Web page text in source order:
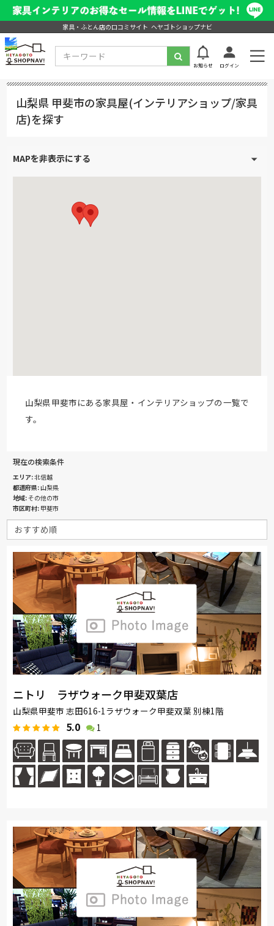
家具・ふとん店の口コミサイト ヘヤゴトショップナビ
お知らせ ログイン
山梨県 甲斐市の家具屋(インテリアショップ/家具
店)を探す
山梨県甲斐市にある家具屋・インテリアショップの一覧で
す。
現在の検索条件
エリア 北信越
都道府県 山梨県
地域 その他の市
市区町村 甲斐市
ニトリ ラザウォーク甲斐双葉店
山梨県甲斐市 志田616-1ラザウォーク甲斐双葉 別棟1階
5.0 1